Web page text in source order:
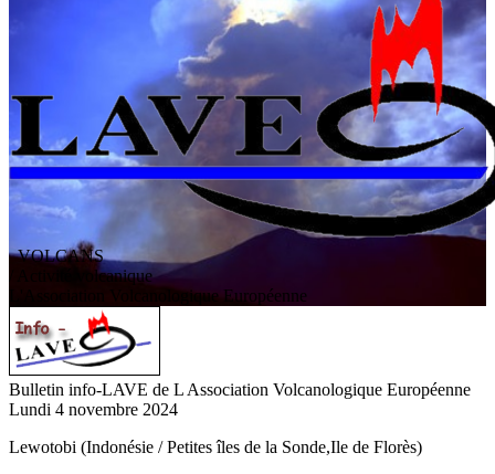
VOLCANS
/ Activité volcanique
ssociation V olcanologiqueEuropéenne
Bulletin info-LAVE de L Association Volcanologique Européenne
Lundi 4 novembre 2024
Lewotobi (Indonésie / Petites îles de la Sonde,Ile de Florès)